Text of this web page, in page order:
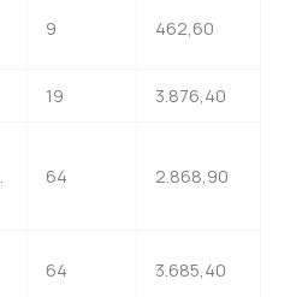
9 462,60
19 3.876,40
64 2.868,90
64 3.685,40